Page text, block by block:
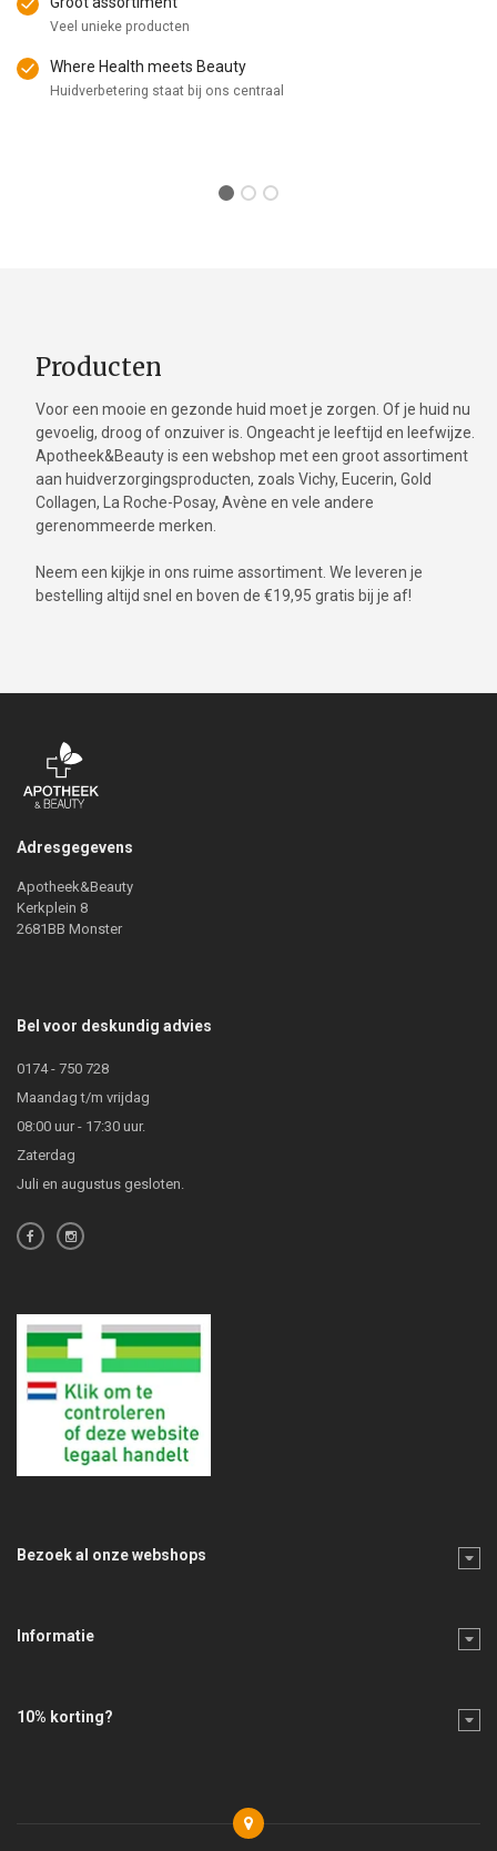
Veel unieke producten
Where Health meets Beauty
Huidverbetering staat bij ons centraal
Producten
Voor een mooie en gezonde huid moet je zorgen. Of je huid nu
gevoelig, droog of onzuiver is. Ongeacht je leeftijd en leefwijze.
Apotheek&Beauty is een webshop met een groot assortiment
aan huidverzorgingsproducten, zoals Vichy, Eucerin, Gold
Collagen, La Roche-Posay, Avène en vele andere
gerenommeerde merken.
Neem een kijkje in ons ruime assortiment. We leveren je
bestelling altijd snel en boven de €19,95 gratis bij je af!
Adresgegevens
Apotheek&Beauty
Kerkplein 8
2681BB Monster
Bel voor deskundig advies
0174 - 750 728
Maandag t/m vrijdag
08:00 uur - 17:30 uur.
Zaterdag
Juli en augustus gesloten.
Bezoek al onze webshops
Informatie
10% korting?